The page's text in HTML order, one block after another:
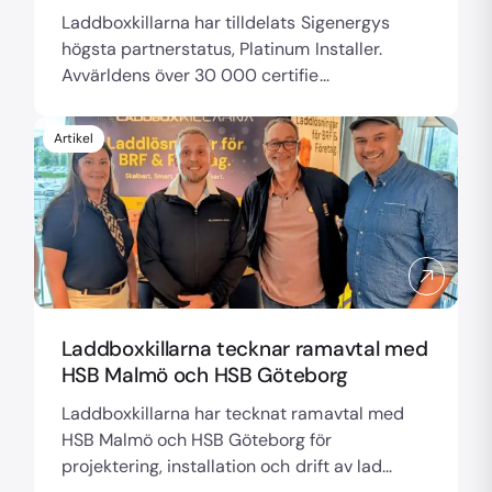
Laddboxkillarna har tilldelats Sigenergys
högsta partnerstatus, Platinum Installer.
Avvärldens över 30 000 certifie...
Artikel
Laddboxkillarna tecknar ramavtal med
HSB Malmö och HSB Göteborg
Laddboxkillarna har tecknat ramavtal med
HSB Malmö och HSB Göteborg för
projektering, installation och drift av lad...